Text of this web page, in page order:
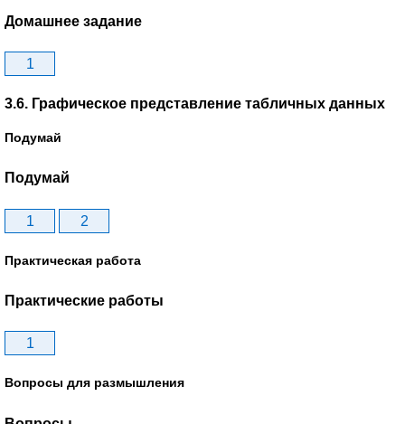
Домашнее задание
1
3.6. Графическое представление табличных данных
Подумай
Подумай
1 2
Практическая работа
Практические работы
1
Вопросы для размышления